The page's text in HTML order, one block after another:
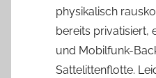
physikalisch
bereits privatisiert,
und Mobilfunk-
Sattelittenflotte.